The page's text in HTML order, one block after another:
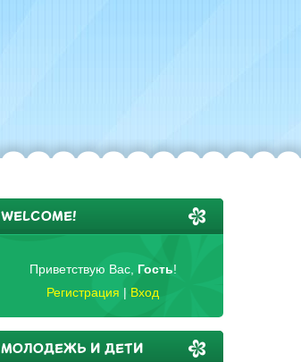
WELCOME!
Приветствую Вас, Гость!
Регистрация | Вход
МОЛОДЕЖЬ И ДЕТИ